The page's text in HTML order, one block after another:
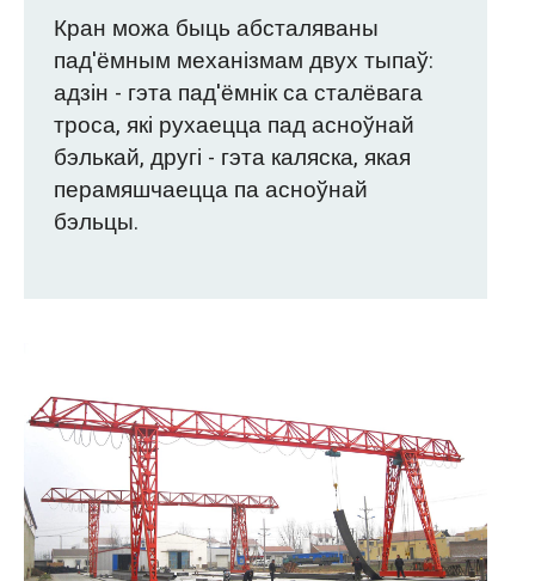
Кран можа быць абсталяваны
пад'ёмным механізмам двух тыпаў:
адзін - гэта пад'ёмнік са сталёвага
троса, які рухаецца пад асноўнай
бэлькай, другі - гэта каляска, якая
перамяшчаецца па асноўнай
бэльцы.